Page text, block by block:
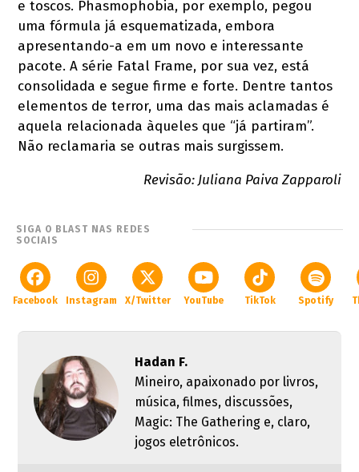
e toscos. Phasmophobia, por exemplo, pegou
uma fórmula já esquematizada, embora
apresentando-a em um novo e interessante
pacote. A série Fatal Frame, por sua vez, está
consolidada e segue firme e forte. Dentre tantos
elementos de terror, uma das mais aclamadas é
aquela relacionada àqueles que “já partiram”.
Não reclamaria se outras mais surgissem.
Revisão: Juliana Paiva Zapparoli
SIGA O BLAST NAS REDES
SOCIAIS
Facebook Instagram X/Twitter YouTube TikTok Spotify
Hadan F.
Mineiro, apaixonado por livros,
música, filmes, discussões,
Magic: The Gathering e, claro,
jogos eletrônicos.